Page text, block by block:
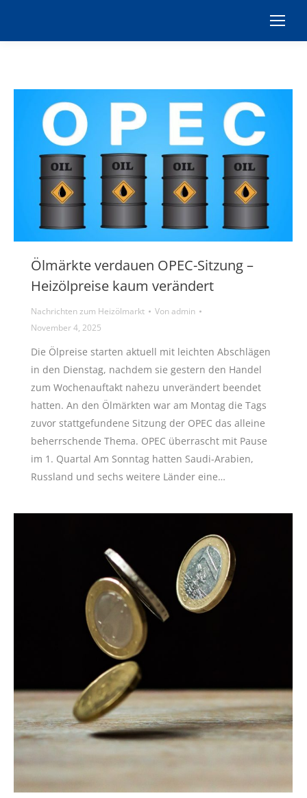
Ölmärkte verdauen OPEC-Sitzung –
Heizölpreise kaum verändert
Nachrichten zum Heizölmarkt Vonadmin
November 4, 2025
Die Ölpreise starten aktuell mit leichten Abschlägen
in den Dienstag, nachdem sie gestern den Handel
zum Wochenauftakt nahezu unverändert beendet
hatten. An den Ölmärkten war am Montag die Tags
zuvor stattgefundene Sitzung der OPEC das alleine
beherrschende Thema. OPEC überrascht mit Pause
im 1. Quartal Am Sonntag hatten Saudi-Arabien,
Russland und sechs weitere Länder eine…